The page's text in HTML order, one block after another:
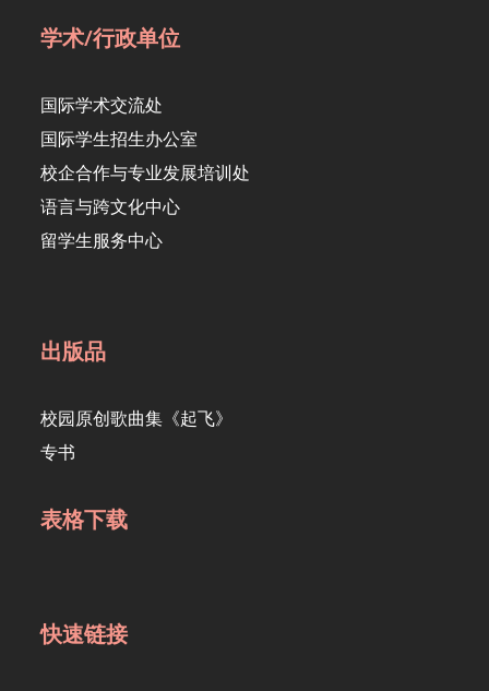
学术/行政单位
国际学术交流处
国际学生招生办公室
校企合作与专业发展培训处
语言与跨文化中心
留学生服务中心
出版品
校园原创歌曲集《起飞》
专书
表格下载
快速链接